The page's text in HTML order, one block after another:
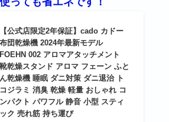
【公式店限定2年保証】cado カドー
布団乾燥機 2024年最新モデル
FOEHN 002 アロマアタッチメント
靴乾燥スタンド アロマ フェーン ふと
ん乾燥機 睡眠 ダニ対策 ダニ退治 ト
コジラミ 消臭 乾燥 軽量 おしゃれ コ
ンパクト パワフル 静音 小型 スティ
ック 売れ筋 持ち運び